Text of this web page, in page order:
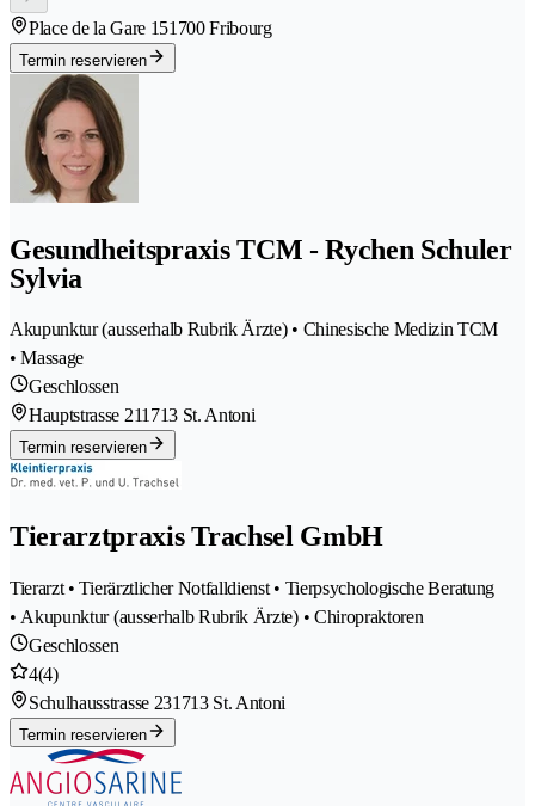
Place de la Gare 151700 Fribourg
Termin reservieren
Gesundheitspraxis TCM - Rychen Schuler
Sylvia
Akupunktur (ausserhalb Rubrik Ärzte) • Chinesische Medizin TCM
• Massage
Geschlossen
Hauptstrasse 211713 St. Antoni
Termin reservieren
Tierarztpraxis Trachsel GmbH
Tierarzt • Tierärztlicher Notfalldienst • Tierpsychologische Beratung
• Akupunktur (ausserhalb Rubrik Ärzte) • Chiropraktoren
Geschlossen
4(4)
Schulhausstrasse 231713 St. Antoni
Termin reservieren